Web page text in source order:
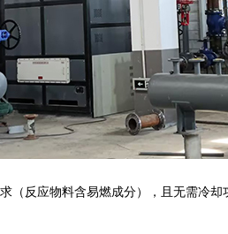
（反应物料含易燃成分），且无需冷